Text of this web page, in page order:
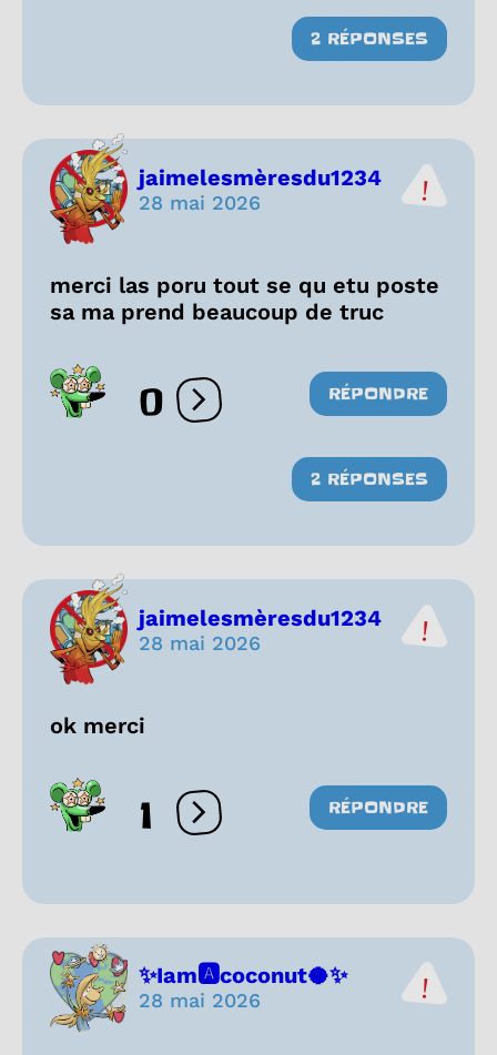
2 RÉPONSES
jaimelesmèresdu1234
28 mai 2026
merci las poru tout se qu etu poste
sa ma prend beaucoup de truc
0 Ouvrir les réactions
RÉPONDRE
2 RÉPONSES
jaimelesmèresdu1234
28 mai 2026
ok merci
1 Ouvrir les réactions
RÉPONDRE
✨Iam🅰coconut🥥✨
28 mai 2026